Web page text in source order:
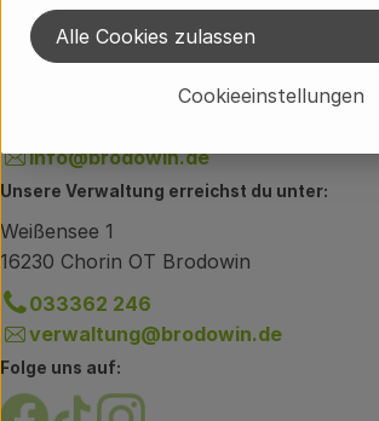
Du hast eine Frage zum Lieferservice?
Brodowiner Dorfstraße 89
16230 Chorin OT Brodowin
info@brodowin.de
Unsere Verwaltung erreichst du unter:
Weißensee 1
16230 Chorin OT Brodowin
033362 246
verwaltung@brodowin.de
Folge uns auf:
Externer Link zu https://
Externer Link zu https://
Externer Link zu
Cookieeinstellungen
Alle Cookies zulassen